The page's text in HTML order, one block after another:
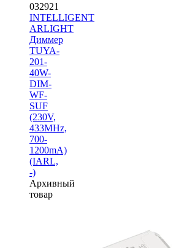
032921
INTELLIGENT
ARLIGHT
Диммер
TUYA-
201-
40W-
DIM-
WF-
SUF
(230V,
433MHz,
700-
1200mA)
(IARL,
-)
Архивный
товар